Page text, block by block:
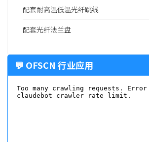
配套耐高温低温光纤跳线
配套光纤法兰盘
💬 OFSCN 行业应用